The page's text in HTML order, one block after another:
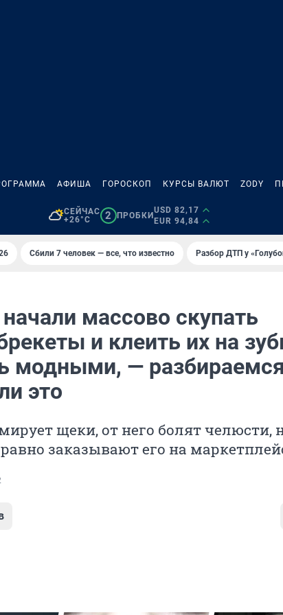
АФИША ГОРОСКОП КУРСЫ ВАЛЮТ ZODY
СЕЙЧАС
+26°C
2 ПРОБКИ
USD 82,17
EUR 94,84
Сбили 7 человек — все, что известно Разбор ДТП у
массово скупать
и клеить их на
модными, —
это
щеки, от него болят челюсти,
заказывают его на